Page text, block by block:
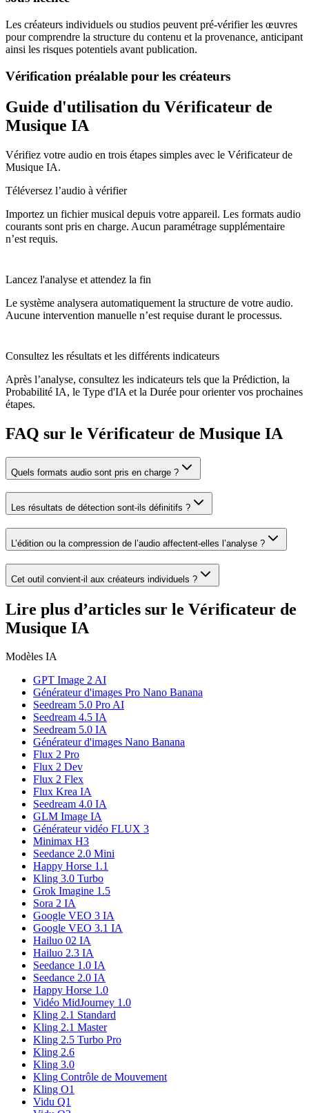
Les créateurs individuels ou studios peuvent pré-vérifier les œuvres
pour comprendre la structure du contenu et la provenance, anticipant
ainsi les risques potentiels avant publication.
Vérification préalable pour les créateurs
Guide d'utilisation du Vérificateur de
Musique IA
Vérifiez votre audio en trois étapes simples avec le Vérificateur de
Musique IA.
Téléversez l’audio à vérifier
Importez un fichier musical depuis votre appareil. Les formats audio
courants sont pris en charge. Aucun paramétrage supplémentaire
n’est requis.
Lancez l'analyse et attendez la fin
Le système analysera automatiquement la structure de votre audio.
Aucune intervention manuelle n’est requise durant le processus.
Consultez les résultats et les différents indicateurs
Après l’analyse, consultez les indicateurs tels que la Prédiction, la
Probabilité IA, le Type d'IA et la Durée pour orienter vos prochaines
étapes.
FAQ sur le Vérificateur de Musique IA
Quels formats audio sont pris en charge ?
Les résultats de détection sont-ils définitifs ?
L’édition ou la compression de l’audio affectent-elles l’analyse ?
Cet outil convient-il aux créateurs individuels ?
Lire plus d’articles sur le Vérificateur de
Musique IA
Modèles IA
GPT Image 2 AI
Générateur d'images Pro Nano Banana
Seedream 5.0 Pro AI
Seedream 4.5 IA
Seedream 5.0 IA
Générateur d'images Nano Banana
Flux 2 Pro
Flux 2 Dev
Flux 2 Flex
Flux Krea IA
Seedream 4.0 IA
GLM Image IA
Générateur vidéo FLUX 3
Minimax H3
Seedance 2.0 Mini
Happy Horse 1.1
Kling 3.0 Turbo
Grok Imagine 1.5
Sora 2 IA
Google VEO 3 IA
Google VEO 3.1 IA
Hailuo 02 IA
Hailuo 2.3 IA
Seedance 1.0 IA
Seedance 2.0 IA
Happy Horse 1.0
Vidéo MidJourney 1.0
Kling 2.1 Standard
Kling 2.1 Master
Kling 2.5 Turbo Pro
Kling 2.6
Kling 3.0
Kling Contrôle de Mouvement
Kling O1
Vidu Q1